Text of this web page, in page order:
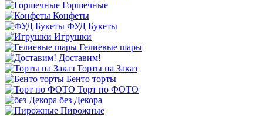
Горшечные
Конфеты
ФУД Букеты
Игрушки
Гелиевые шары
Доставим!
Торты на Заказ
Бенто торты
Торт по ФОТО
без Декора
Пирожные